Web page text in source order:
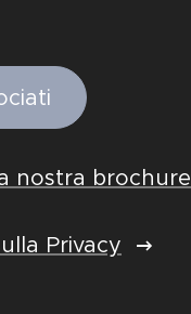
nostra brochure
Privacy